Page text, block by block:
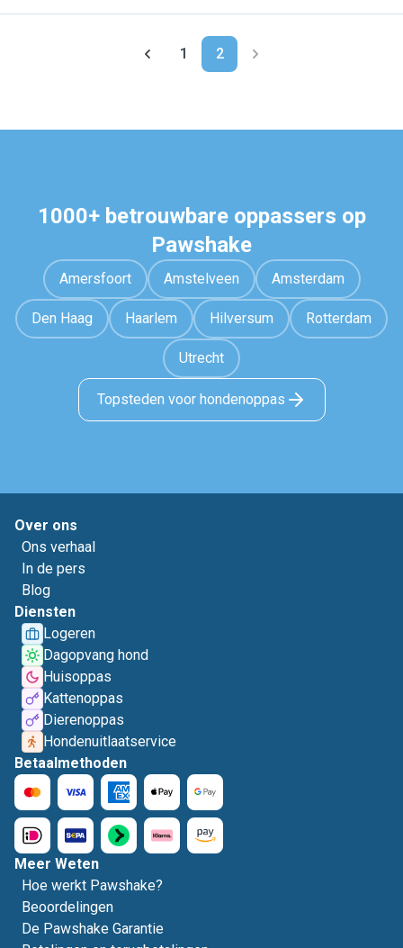
1 2
1000+ betrouwbare oppassers op
Pawshake
Amersfoort Amstelveen Amsterdam
Den Haag Haarlem Hilversum Rotterdam
Utrecht
Topsteden voor hondenoppas
Over ons
Ons verhaal
In de pers
Blog
Diensten
Logeren
Dagopvang hond
Huisoppas
Kattenoppas
Dierenoppas
Hondenuitlaatservice
Betaalmethoden
Meer Weten
Hoe werkt Pawshake?
Beoordelingen
De Pawshake Garantie